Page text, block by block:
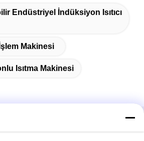
Endüstriyel İndüksiyon Isıtıcı
Makinesi
Isıtma Makinesi